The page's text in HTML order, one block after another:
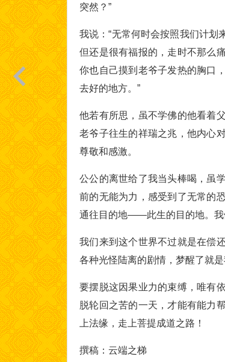
突然？”
我说：“无常何时会按照我们计划
但还是很有福报的，走时不那么
你也自己摸到老爷子发热的胸口
去好的地方。”
他若有所思，虽不学佛的他看着
老爷子往生的祥瑞之兆，他内心
尊敬和感激。
公公的离世给了我当头棒喝，虽
前的无能为力，感受到了无常的
通往目的地——此生的目的地。我
我们来到这个世界不过就是在偿
各种光怪陆离的剧情，梦醒了就
要摆脱这因果业力的束缚，唯有
脱轮回之苦的一天，才能有能力
上法缘，走上菩提成道之路！
撰稿：云端之梯